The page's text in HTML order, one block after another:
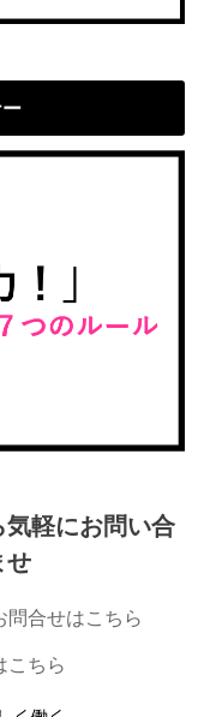
軽にお問い合
せ
問合せはこちら
こちら